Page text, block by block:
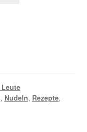
, Nudeln, Rezepte,